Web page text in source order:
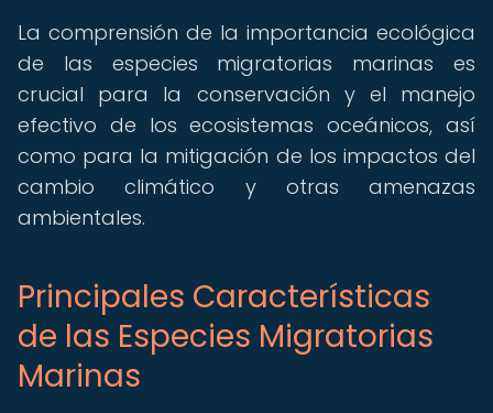
La comprensión de la importancia ecológica
de las especies migratorias marinas es
crucial para la conservación y el manejo
efectivo de los ecosistemas oceánicos, así
como para la mitigación de los impactos del
cambio climático y otras amenazas
ambientales.
Principales Características
de las Especies Migratorias
Marinas